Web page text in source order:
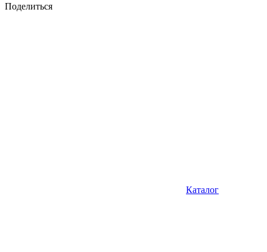
Поделиться
Каталог